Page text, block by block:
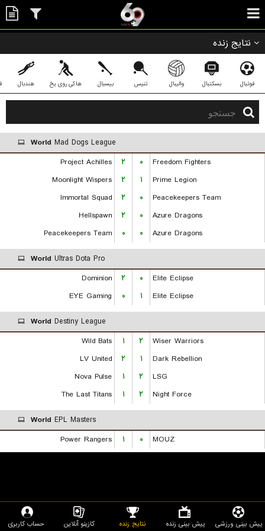
نتایج زنده
فوتبال بسکتبال والیبال تنیس بیسبال هاکی روی یخ هندبال
World Mad Dogs League
Project Achilles
۲ ۰
Freedom Fighters
Moonlight Wispers
۲ ۱
Prime Legion
Immortal Squad
۲ ۰
Peacekeepers Team
Hellspawn
۲ ۰
Azure Dragons
Peacekeepers Team
۰ ۰ Azure Dragons
World Ultras Dota Pro
Dominion
۲ ۰
Elite Eclipse
EYE Gaming
۰ ۱ Elite Eclipse
World Destiny League
Wild Bats
۱ ۲
Wiser Warriors
LV United
۲ ۱
Dark Rebellion
Nova Pulse
۱ ۲
LSG
The Last Titans
۱ ۲ Night Force
World EPL Masters
Power Rangers
۱ ۰ MOUZ
پیش بینی ورزشی پیش بینی زنده نتایج زنده کازینو آنلاین حساب کاربری